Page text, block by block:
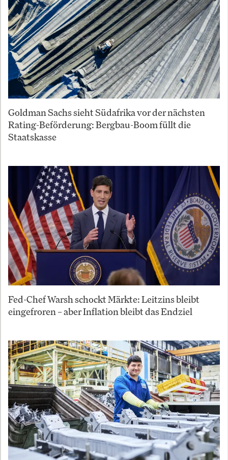
Goldman Sachs sieht Südafrika vor der nächsten
Rating-Beförderung: Bergbau-Boom füllt die
Staatskasse
Fed-Chef Warsh schockt Märkte: Leitzins bleibt
eingefroren – aber Inflation bleibt das Endziel